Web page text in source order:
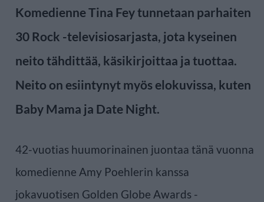
Komedienne Tina Fey tunnetaan parhaiten
30 Rock -televisiosarjasta, jota kyseinen
neito tähdittää, käsikirjoittaa ja tuottaa.
Neito on esiintynyt myös elokuvissa, kuten
Baby Mama ja Date Night.
42-vuotias huumorinainen juontaa tänä vuonna
komedienne Amy Poehlerin kanssa
jokavuotisen Golden Globe Awards -